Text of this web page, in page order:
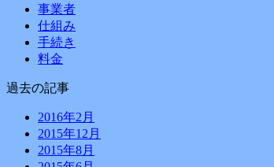
事業者
仕組み
手続き
料金
過去の記事
2016年2月
2015年12月
2015年8月